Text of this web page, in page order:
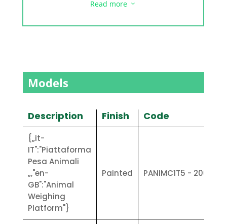
exit of the animals.
• Versions available: painted steel
and galvanised (stainless steel upon
Read more 3
Models
Description Finish Code
{„it-
IT":"Piattaforma
Pesa Animali
„,"en-
GB":"Animal
Weighing
Platform"}
Painted PANIMC1T5 - 200X1